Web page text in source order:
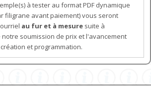
à tester au format PDF dynamique
filigrane avant paiement) vous seront
au fur et à mesure suite à
notre soumission de prix et l'avancement
et programmation.